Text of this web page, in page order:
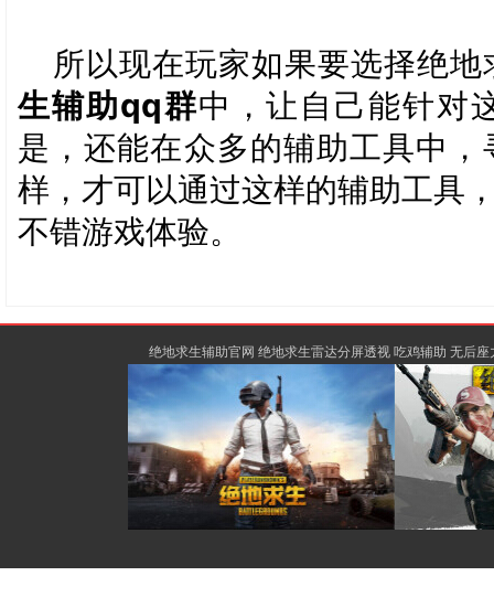
所以现在玩家如果要选择绝
生辅助qq群中，让自己能针对
是，还能在众多的辅助工具中
样，才可以通过这样的辅助工具
不错游戏体验。
绝地求生辅助官网 绝地求生雷达分屏透视 吃鸡辅助 无后